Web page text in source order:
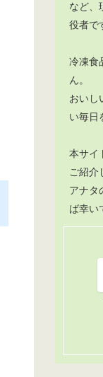
など、
役者で
冷凍食
ん。
おいし
い毎日
本サイ
ご紹介
アナタ
ば幸い